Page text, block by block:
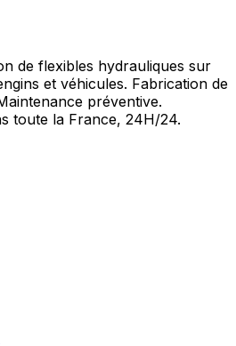
de flexibles hydrauliques sur
et véhicules. Fabrication de
préventive.
toute la France, 24H/24.